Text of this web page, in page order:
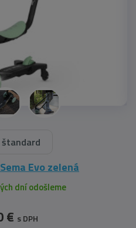
Evo zelená
dní odošleme
€ s DPH